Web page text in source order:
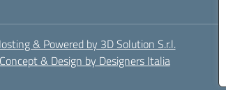
& Powered by 3D Solution S.r.l.
Concept & Design by Designers Italia